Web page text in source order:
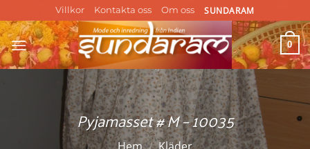
to
content
Villkor Kontakta oss Om oss SUNDARAM
0
Pyjamasset # M – 10035